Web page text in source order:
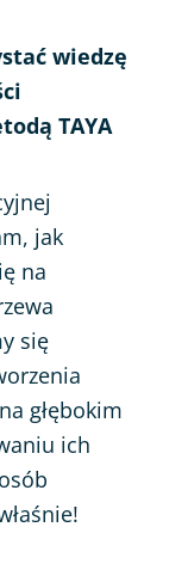
wiedzę
TAYA
jak
na
się
głębokim
ich